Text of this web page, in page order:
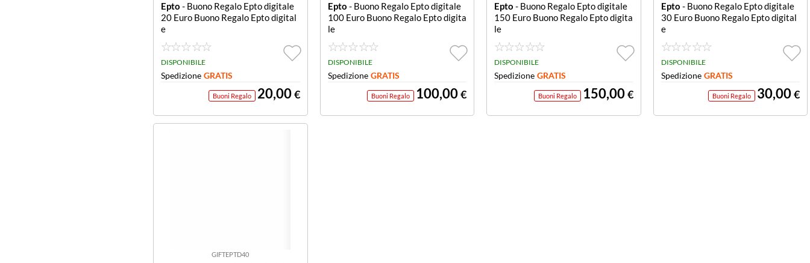
Epto - Buono Regalo Epto digitale
20 Euro Buono Regalo Epto digital
e
DISPONIBILE
Spedizione GRATIS
Buoni Regalo 20,00€
Epto - Buono Regalo Epto digitale
100 Euro Buono Regalo Epto digita
le
DISPONIBILE
Spedizione GRATIS
Buoni Regalo 100,00€
Epto - Buono Regalo Epto digitale
150 Euro Buono Regalo Epto digita
le
DISPONIBILE
Spedizione GRATIS
Buoni Regalo 150,00€
Epto - Buono Regalo Epto digitale
30 Euro Buono Regalo Epto digital
e
DISPONIBILE
Spedizione GRATIS
Buoni Regalo 30,00€
GIFTEPTD40